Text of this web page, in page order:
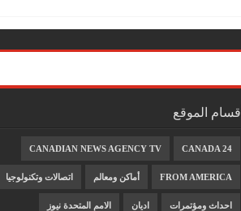
أقسام الموقع
CANADA 24
CANADIAN NEWS AGENCY TV
FROM AMERICA أماكن ومعالم اتصالات وتكنولوجيا
احداث ومؤتمرات اديان الامم المتحدة نيوز